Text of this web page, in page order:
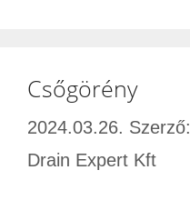
Csőgörény
2024.03.26. Szerző:
Drain Expert Kft